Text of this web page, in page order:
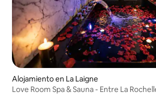
Alojamiento en La Laigne
Love Room Spa & Sauna - Entre La